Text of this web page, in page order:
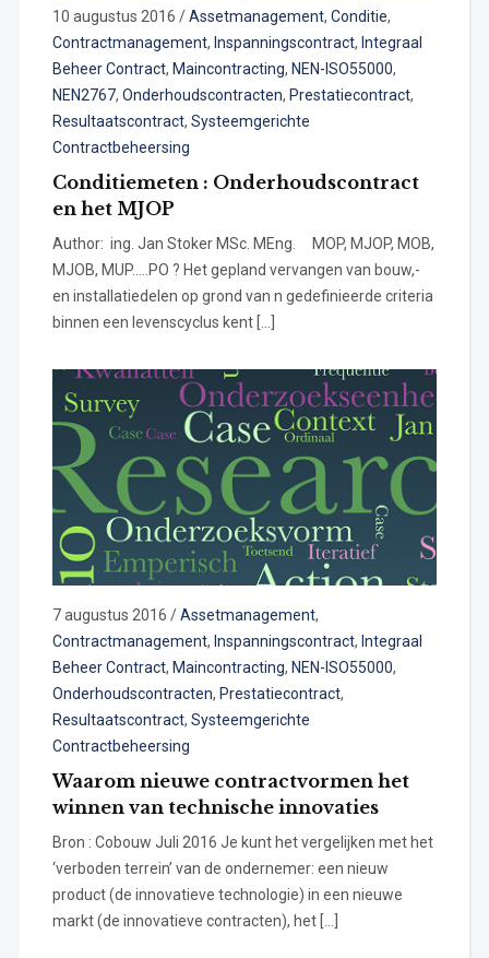
10 augustus 2016 /Assetmanagement, Conditie,
Contractmanagement, Inspanningscontract, Integraal
Beheer Contract, Maincontracting, NEN-ISO55000,
NEN2767, Onderhoudscontracten, Prestatiecontract,
Resultaatscontract, Systeemgerichte
Contractbeheersing
Conditiemeten : Onderhoudscontract
en het MJOP
Author: ing. Jan Stoker MSc. MEng. MOP, MJOP, MOB,
MJOB, MUP…..PO ? Het gepland vervangen van bouw,-
en installatiedelen op grond van n gedefinieerde criteria
binnen een levenscyclus kent […]
7 augustus 2016 /Assetmanagement,
Contractmanagement, Inspanningscontract, Integraal
Beheer Contract, Maincontracting, NEN-ISO55000,
Onderhoudscontracten, Prestatiecontract,
Resultaatscontract, Systeemgerichte
Contractbeheersing
Waarom nieuwe contractvormen het
winnen van technische innovaties
Bron : Cobouw Juli 2016 Je kunt het vergelijken met het
‘verboden terrein’ van de ondernemer: een nieuw
product (de innovatieve technologie) in een nieuwe
markt (de innovatieve contracten), het […]